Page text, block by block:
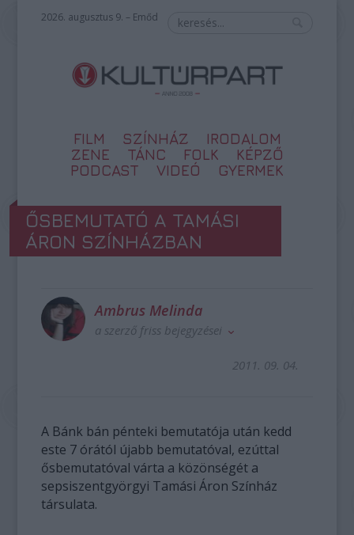
2026. augusztus 9. – Emőd
FILM SZÍNHÁZ
IRODALOM
ZENE
TÁNC FOLK
KÉPZŐ
PODCAST
VIDEÓ GYERMEK
ŐSBEMUTATÓ A TAMÁSI
ÁRON SZÍNHÁZBAN
Ambrus Melinda
a szerző friss bejegyzései
2011. 09. 04.
A Bánk bán pénteki bemutatója után kedd
este 7 órától újabb bemutatóval, ezúttal
ősbemutatóval várta a közönségét a
sepsiszentgyörgyi Tamási Áron Színház
társulata.